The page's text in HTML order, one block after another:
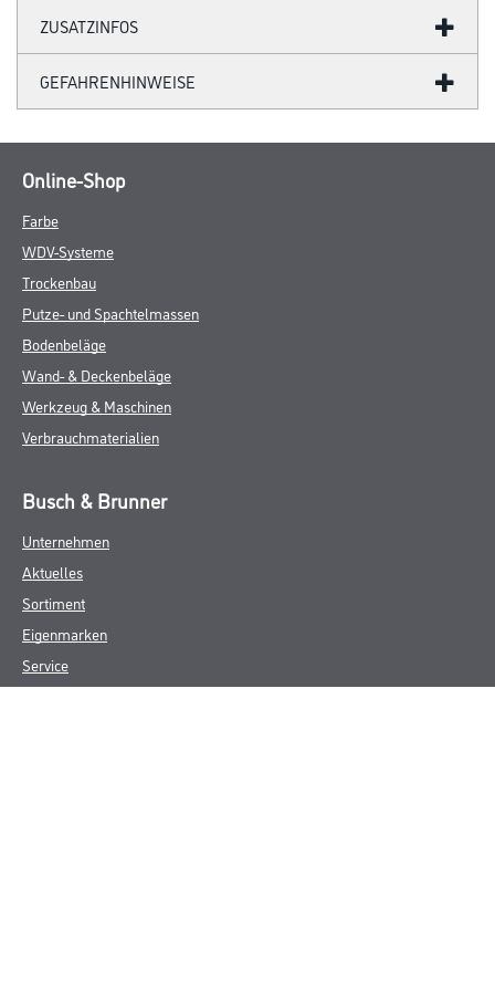
ZUSATZINFOS
GEFAHRENHINWEISE
Online-Shop
Farbe
WDV-Systeme
Trockenbau
Putze- und Spachtelmassen
Bodenbeläge
Wand- & Deckenbeläge
Werkzeug & Maschinen
Verbrauchmaterialien
Busch & Brunner
Unternehmen
Aktuelles
Sortiment
Eigenmarken
Service